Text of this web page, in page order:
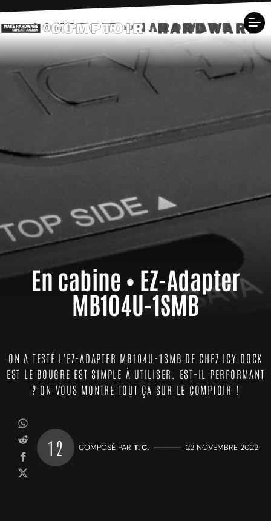
En cabine • EZ-Adapter
MB104U-1SMB
ON A TESTÉ L'EZ-ADAPTER MB104U-1SMB DE CHEZ ICY DOCK
EST LE BOUGRE EST SIMPLE À UTILISER. EST-IL PERFORMANT
? ON VOUS MONTRE TOUT ÇA SUR LE COMPTOIR !
12 COMPOSÉ PAR T. C. ————— 22 NOVEMBRE 2022